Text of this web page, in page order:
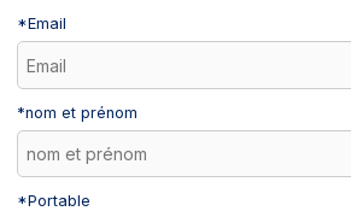
*Email
*nom et prénom
*Portable